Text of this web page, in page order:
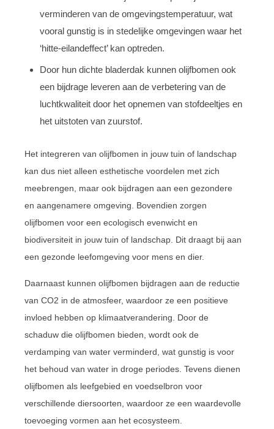
verminderen van de omgevingstemperatuur, wat
vooral gunstig is in stedelijke omgevingen waar het
‘hitte-eilandeffect’ kan optreden.
Door hun dichte bladerdak kunnen olijfbomen ook
een bijdrage leveren aan de verbetering van de
luchtkwaliteit door het opnemen van stofdeeltjes en
het uitstoten van zuurstof.
Het integreren van olijfbomen in jouw tuin of landschap
kan dus niet alleen esthetische voordelen met zich
meebrengen, maar ook bijdragen aan een gezondere
en aangenamere omgeving. Bovendien zorgen
olijfbomen voor een ecologisch evenwicht en
biodiversiteit in jouw tuin of landschap. Dit draagt bij aan
een gezonde leefomgeving voor mens en dier.
Daarnaast kunnen olijfbomen bijdragen aan de reductie
van CO2 in de atmosfeer, waardoor ze een positieve
invloed hebben op klimaatverandering. Door de
schaduw die olijfbomen bieden, wordt ook de
verdamping van water verminderd, wat gunstig is voor
het behoud van water in droge periodes. Tevens dienen
olijfbomen als leefgebied en voedselbron voor
verschillende diersoorten, waardoor ze een waardevolle
toevoeging vormen aan het ecosysteem.